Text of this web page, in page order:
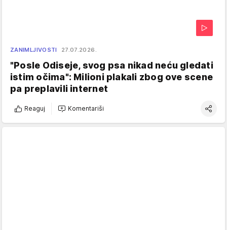
ZANIMLJIVOSTI 27.07.2026.
"Posle Odiseje, svog psa nikad neću gledati
istim očima": Milioni plakali zbog ove scene
pa preplavili internet
Reaguj Komentariši